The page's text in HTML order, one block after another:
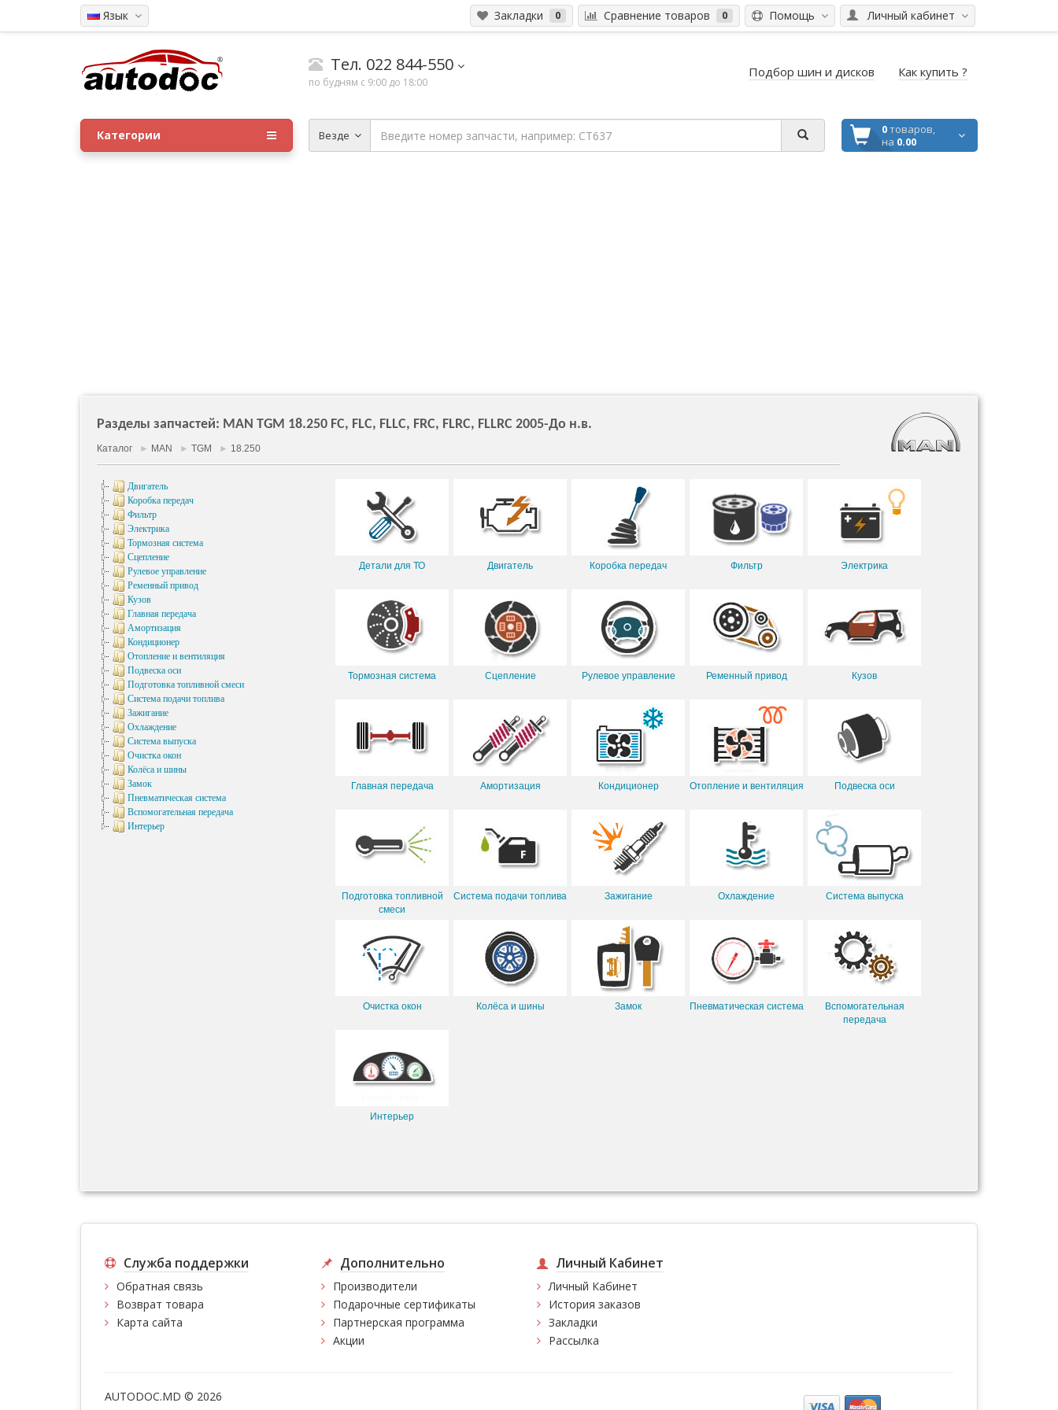
Язык Личный кабинет
Помощь
Закладки 0 Сравнение товаров 0
Тел. 022 844-550
по будням с 9:00 до 18:00
Подбор шин и дисков Как купить ?
Везде 0товаров,
на 0.00
Категории
Разделы запчастей: MAN TGM 18.250 FC, FLC, FLLC, FRC, FLRC, FLLRC 2005-До н.в.
Каталог ► MAN ► TGM ► 18.250
Двигатель
Коробка передач
Фильтр
Электрика
Тормозная система
Сцепление
Рулевое управление
Ременный привод
Кузов
Главная передача
Амортизация
Кондиционер
Отопление и вентиляция
Подвеска оси
Подготовка топливной смеси
Система подачи топлива
Зажигание
Охлаждение
Система выпуска
Очистка окон
Колёса и шины
Замок
Пневматическая система
Вспомогательная передача
Интерьер
Детали для ТО Двигатель Коробка передач Фильтр Электрика
Тормозная система Сцепление Рулевое управление Ременный привод Кузов
Главная передача Амортизация Кондиционер Отопление и вентиляция Подвеска оси
Подготовка топливной
смеси
Система подачи топлива Зажигание Охлаждение Система выпуска
Очистка окон Колёса и шины Замок Пневматическая система
Вспомогательная
передача
Интерьер
Служба поддержки
Обратная связь
Возврат товара
Карта сайта
Дополнительно
Производители
Подарочные сертификаты
Партнерская программа
Акции
Личный Кабинет
Личный Кабинет
История заказов
Закладки
Рассылка
AUTODOC.MD © 2026